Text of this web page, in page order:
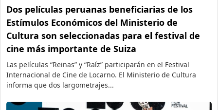
Dos películas peruanas beneficiarias de los
Estímulos Económicos del Ministerio de
Cultura son seleccionadas para el festival de
cine más importante de Suiza
Las películas “Reinas” y “Raíz” participarán en el Festival
Internacional de Cine de Locarno. El Ministerio de Cultura
informa que dos largometrajes...